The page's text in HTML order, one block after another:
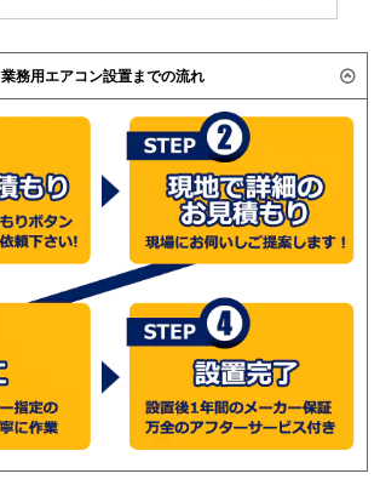
業務用エアコン設置までの流れ